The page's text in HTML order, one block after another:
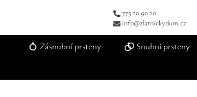
775 20 90 20
info@zlatnickydum.cz
Zásnubní prsteny Snubní prsteny